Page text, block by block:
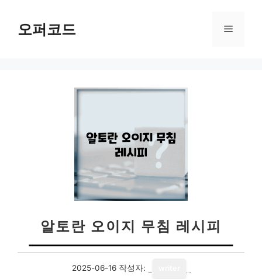
오퍼코드 메
알토란 오이지 무침 레시피
2025-06-16 작성자: